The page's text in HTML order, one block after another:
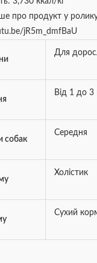
про продукт у
jR5m_dmfBaU
Для
Від 1 до 3
собак
Середня
Холістик
Сухий